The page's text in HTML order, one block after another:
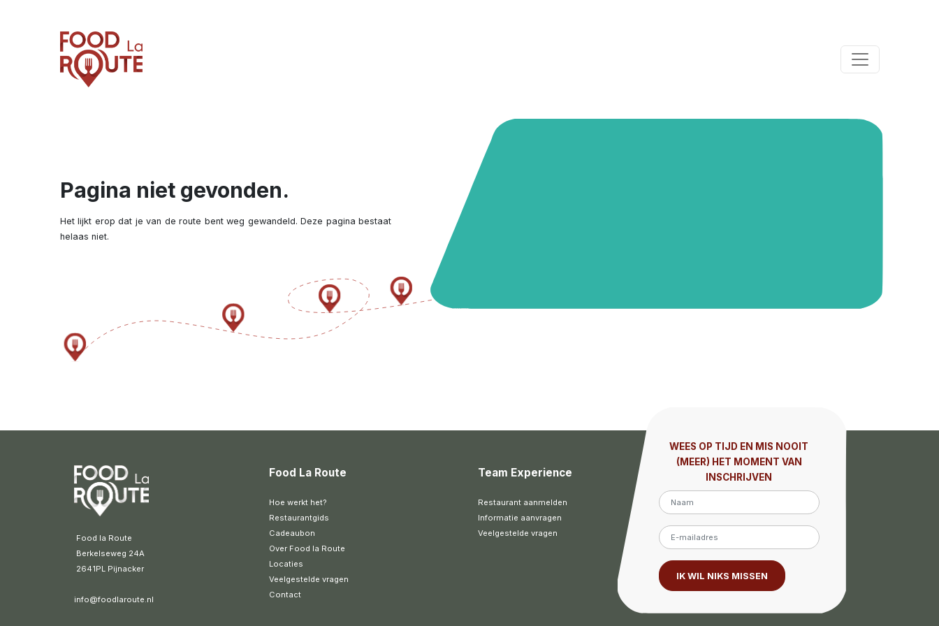
Pagina niet gevonden.
Het lijkt erop dat je van de route bent weg gewandeld. Deze pagina bestaat
helaas niet.
Food la Route
Berkelseweg 24A
2641PL Pijnacker
info@foodlaroute.nl
Food La Route
Hoe werkt het?
Restaurantgids
Cadeaubon
Over Food la Route
Locaties
Veelgestelde vragen
Contact
Team Experience
Restaurant aanmelden
Informatie aanvragen
Veelgestelde vragen
WEES OP TIJD EN MIS NOOIT
(MEER) HET MOMENT VAN
INSCHRIJVEN
IK WIL NIKS MISSEN